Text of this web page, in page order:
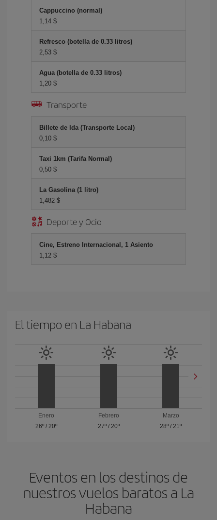
Cappuccino (normal)
1,14 $
Refresco (botella de 0.33 litros)
2,53 $
Agua (botella de 0.33 litros)
1,20 $
Transporte
Billete de Ida (Transporte Local)
0,10 $
Taxi 1km (Tarifa Normal)
0,50 $
La Gasolina (1 litro)
1,482 $
Deporte y Ocio
Cine, Estreno Internacional, 1 Asiento
1,12 $
El tiempo en La Habana
Enero
26º/ 20º
Febrero
27º/ 20º
Marzo
28º /21º
Eventos en los destinos de
nuestros vuelos baratos a La
Habana